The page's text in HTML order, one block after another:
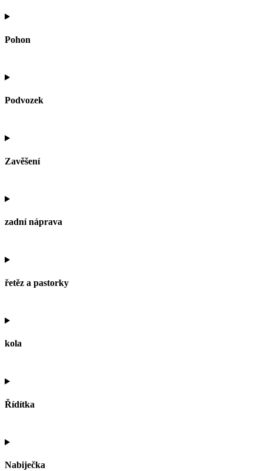
Pohon
Podvozek
Zavěšení
zadní náprava
řetěz a pastorky
kola
Řídítka
Nabiječka